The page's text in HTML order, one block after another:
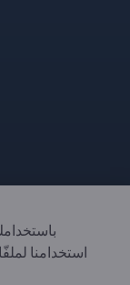
GmbH. All
استخدامنا